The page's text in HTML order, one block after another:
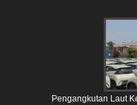
Pengangkutan Laut